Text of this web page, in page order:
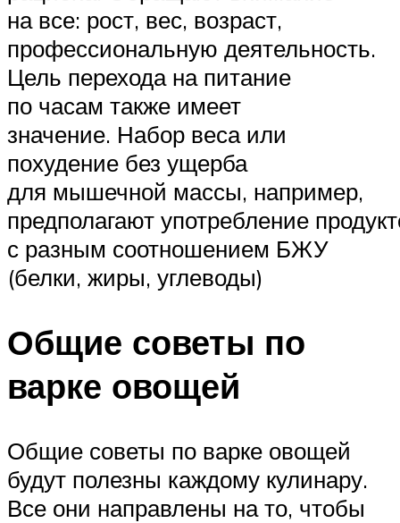
на все: рост, вес, возраст,
профессиональную деятельность.
Цель перехода на питание
по часам также имеет
значение. Набор веса или
похудение без ущерба
для мышечной массы, например,
предполагают употребление
с разным соотношением БЖУ
(белки, жиры, углеводы)
Общие советы по
варке овощей
Общие советы по варке овощей
будут полезны каждому кулинару.
Все они направлены на то, чтобы